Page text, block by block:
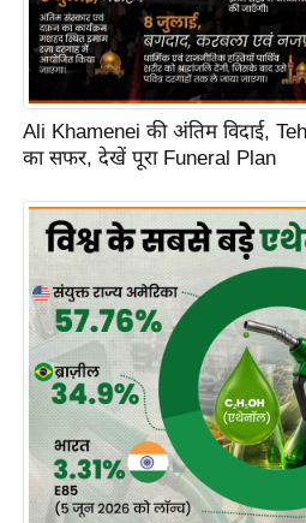
Ali Khamenei की अंतिम विदाई,
का सफर, देखें पूरा Funeral Plan